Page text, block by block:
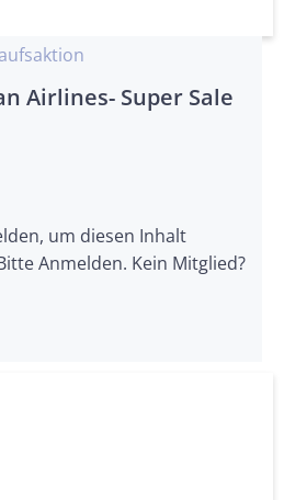
Airlines- Super Sale
um diesen Inhalt
Anmelden. Kein Mitglied?